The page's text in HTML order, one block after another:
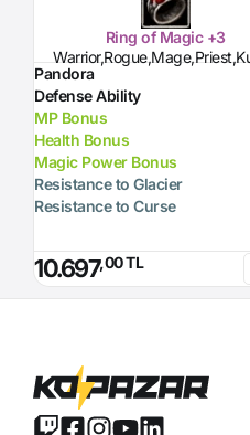
Ring of Magic +3
Pandora
Defense Ability
MP Bonus
Health Bonus
Magic Power Bonus
Resistance to Glacier
Resistance to Curse
10.697,00 TL